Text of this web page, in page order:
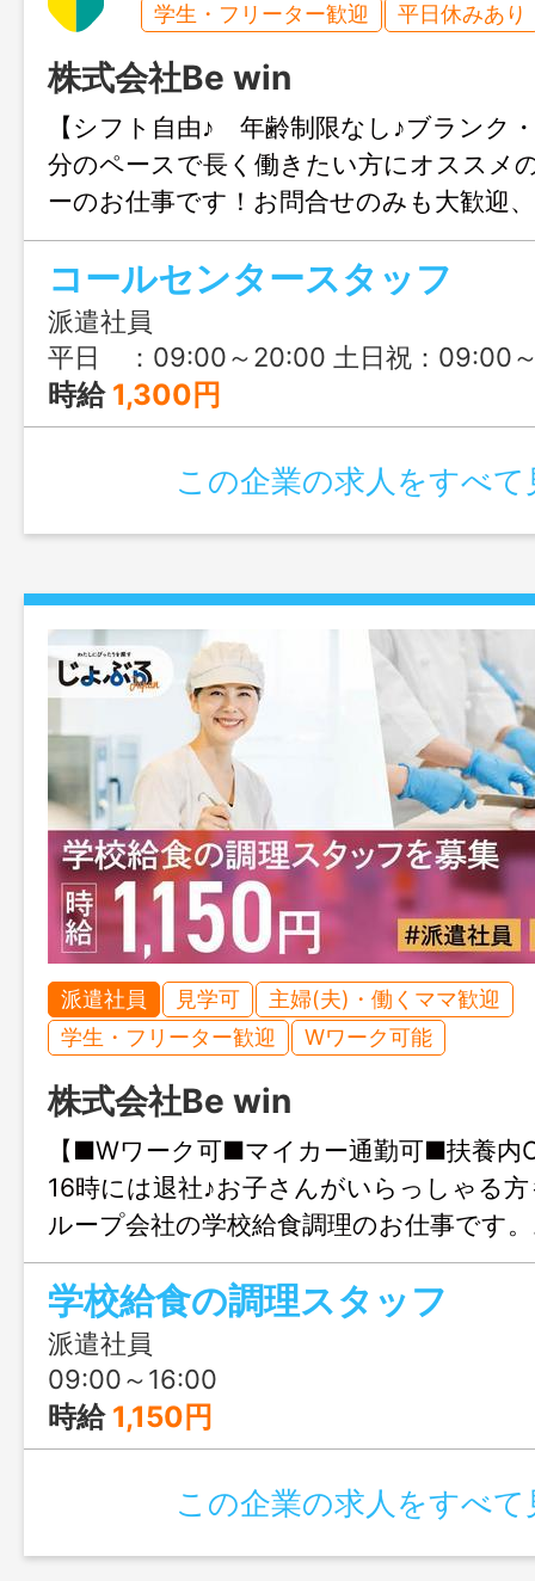
学生・フリーター歓迎
平日休みあり
株式会社Be win
【シフト自由♪ 年齢制限なし♪ブランク
分のペースで長く働きたい方にオススメ
ーのお仕事です！お問合せのみも大歓迎
る福岡までお気軽にご連絡ください。
コールセンタースタッフ
派遣社員
平日 ：09:00～20:00 土日祝：09:00～17:00 上記の中で1日4〜6時間程度、週20時間未満 ※扶養内勤務&
時給 1,300円
この企業の求人をすべて
派遣社員 見学可
主婦(夫)・働くママ歓迎
学生・フリーター歓迎
Wワーク可能
株式会社Be win
【■Wワーク可■マイカー通勤可■扶養内
16時には退社♪お子さんがいらっしゃる
ループ会社の学校給食調理のお仕事です
大歓迎、まずはじょぶる福岡までお気軽
い。
学校給食の調理スタッフ
派遣社員
09:00～16:00
時給 1,150円
この企業の求人をすべて